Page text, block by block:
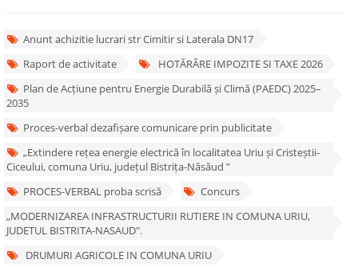
Anunt achizitie lucrari str Cimitir si Laterala DN17
Raport de activitate
HOTĂRÂRE IMPOZITE SI TAXE 2026
Plan de Acțiune pentru Energie Durabilă și Climă (PAEDC) 2025–
2035
Proces-verbal dezafișare comunicare prin publicitate
„Extindere rețea energie electrică în localitatea Uriu și Cristeștii-
Ciceului, comuna Uriu, județul Bistrița-Năsăud ”
PROCES-VERBAL proba scrisă
Concurs
„MODERNIZAREA INFRASTRUCTURII RUTIERE IN COMUNA URIU,
JUDETUL BISTRITA-NASAUD".
DRUMURI AGRICOLE IN COMUNA URIU